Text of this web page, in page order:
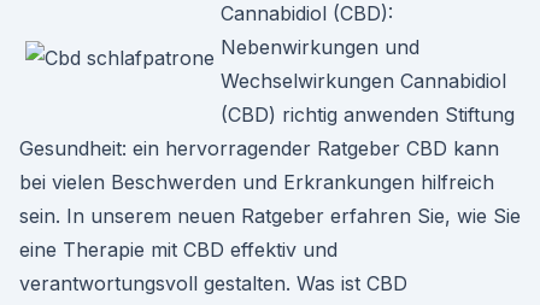
Cannabidiol (CBD):
Nebenwirkungen und
Wechselwirkungen Cannabidiol
(CBD) richtig anwenden Stiftung
Gesundheit: ein hervorragender Ratgeber CBD kann
bei vielen Beschwerden und Erkrankungen hilfreich
sein. In unserem neuen Ratgeber erfahren Sie, wie Sie
eine Therapie mit CBD effektiv und
verantwortungsvoll gestalten. Was ist CBD